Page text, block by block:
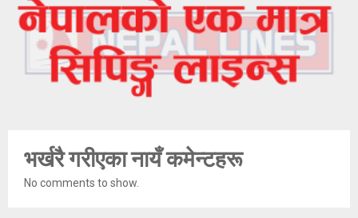
भर्खरै गरीएका नायँ कमेन्टहरू
No comments to show.